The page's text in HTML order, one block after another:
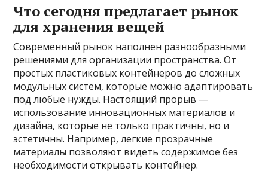
Что сегодня предлагает рынок
для хранения вещей
Современный рынок наполнен разнообразными
решениями для организации пространства. От
простых пластиковых контейнеров до сложных
модульных систем, которые можно адаптировать
под любые нужды. Настоящий прорыв —
использование инновационных материалов и
дизайна, которые не только практичны, но и
эстетичны. Например, легкие прозрачные
материалы позволяют видеть содержимое без
необходимости открывать контейнер.